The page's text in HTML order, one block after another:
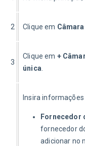
2 Clique em
3
Clique em +
única
Insira
Fornecedor
fornecedor
adicionar no